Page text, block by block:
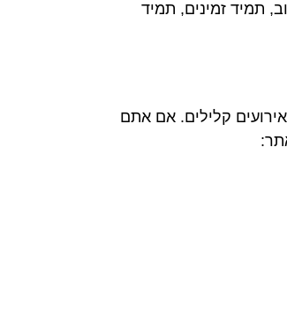
תמיד זמינים, תמיד
קלילים. אם אתם